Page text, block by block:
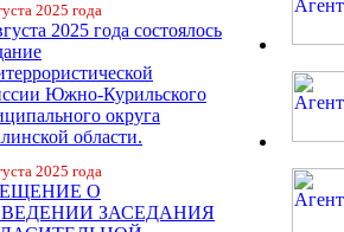
2025 года
2025 года состоялось
Южно-Курильского
округа
области.
2025 года
О
ЗАСЕДАНИЯ